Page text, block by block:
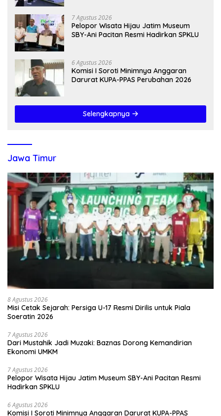
7 Agustus 2026
Pelopor Wisata Hijau Jatim Museum
SBY-Ani Pacitan Resmi Hadirkan SPKLU
6 Agustus 2026
Komisi I Soroti Minimnya Anggaran
Darurat KUPA-PPAS Perubahan 2026
Selengkapnya
Jawa Timur
8 Agustus 2026
Misi Cetak Sejarah: Persiga U-17 Resmi Dirilis untuk Piala
Soeratin 2026
7 Agustus 2026
Dari Mustahik Jadi Muzaki: Baznas Dorong Kemandirian
Ekonomi UMKM
7 Agustus 2026
Pelopor Wisata Hijau Jatim Museum SBY-Ani Pacitan Resmi
Hadirkan SPKLU
6 Agustus 2026
Komisi I Soroti Minimnya Anggaran Darurat KUPA-PPAS